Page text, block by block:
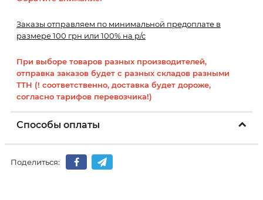
Заказы отправляем по минимальной предоплате в
размере 100 грн или 100% на р/с
При выборе товаров разных производителей,
отправка заказов будет с разных складов разными
ТТН (! соответственно, доставка будет дороже,
согласно тарифов перевозчика!)
Способы оплаты
Поделиться: